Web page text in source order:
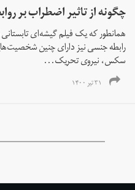
چگونه از تاثیر اضطراب بر
همانطور که یک فیلم گیشه‌ای
رابطه جنسی نیز دارای چنین
سکس، نیروی تحریک...
۳۱ تیر ۱۴۰۰